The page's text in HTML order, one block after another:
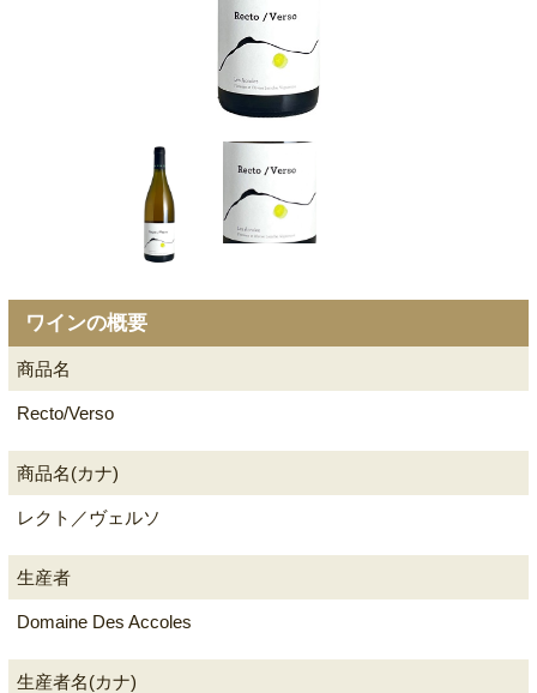
ワインの概要
商品名
Recto/Verso
商品名(カナ)
レクト／ヴェルソ
生産者
Domaine Des Accoles
生産者名(カナ)